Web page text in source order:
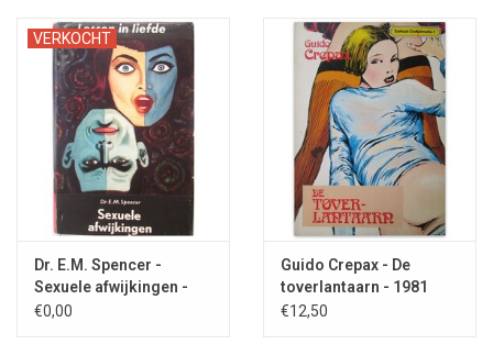
VERKOCHT
Dr. E.M. Spencer -
Sexuele afwijkingen -
1960
€0,00
Guido Crepax - De
toverlantaarn - 1981
€12,50